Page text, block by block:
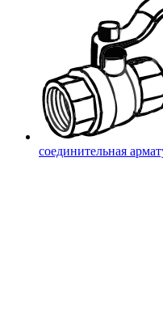
соединительная